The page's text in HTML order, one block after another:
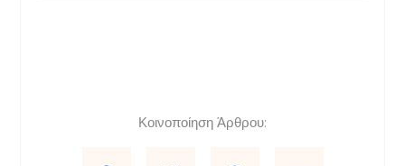
Κοινοποίηση Άρθρου: